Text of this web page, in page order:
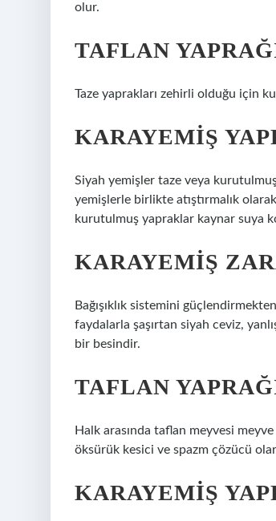
olur.
TAFLAN
Taze yaprakları zehirli olduğu için
KARAYEMIŞ
Siyah yemişler taze veya
yemişlerle birlikte atıştırmalık
kurutulmuş yapraklar kaynar suya
KARAYEMIŞ
Bağışıklık sistemini
faydalarla şaşırtan siyah ceviz,
bir besindir.
TAFLAN
Halk arasında taflan meyvesi
öksürük kesici ve spazm çözücü
KARAYEMIŞ